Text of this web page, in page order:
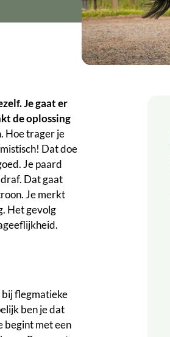
Je gaat er
de oplossing
Hoe trager je
Dat doe
Je paard
Dat gaat
Je merkt
Het gevolg
bij flegmatieke
ben je dat
begint met een